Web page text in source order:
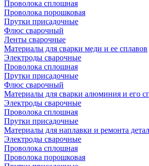
Проволока сплошная
Проволока порошковая
Прутки присадочные
Флюс сварочный
Ленты сварочные
Материалы для сварки меди и ее сплавов
Электроды сварочные
Проволока сплошная
Прутки присадочные
Флюс сварочный
Материалы для сварки алюминия и его
Электроды сварочные
Проволока сплошная
Прутки присадочные
Материалы для наплавки и ремонта
Электроды сварочные
Проволока сплошная
Проволока порошковая